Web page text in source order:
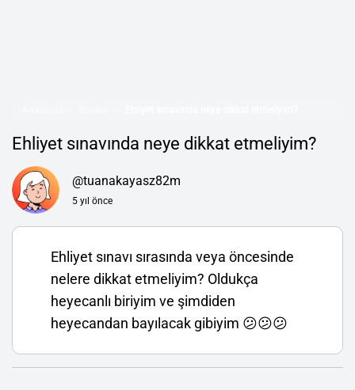
Ehliyet sınavında neye dikkat etmeliyim?
@tuanakayasz82m
5 yıl önce
Ehliyet sınavı sırasında veya öncesinde
nelere dikkat etmeliyim? Oldukça
heyecanlı biriyim ve şimdiden
heyecandan bayılacak gibiyim 😕😕😕